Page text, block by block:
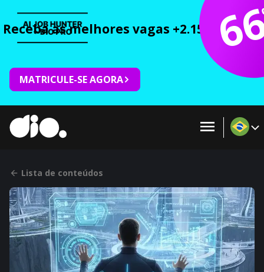
Receba as melhores vagas +2.150 cursos
MATRICULE-SE AGORA
Lista de conteúdos